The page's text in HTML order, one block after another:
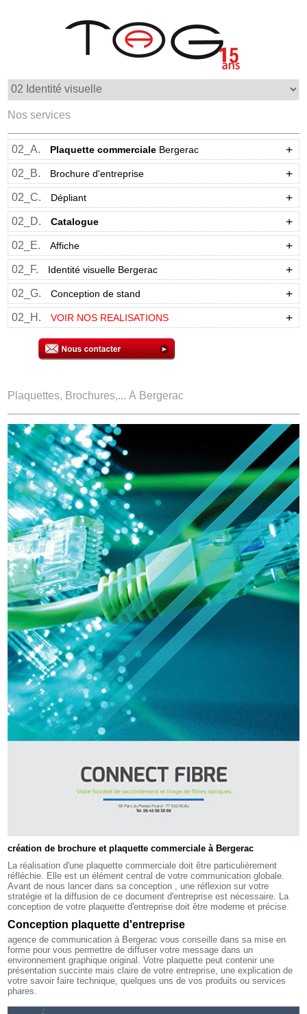
Nos services
02_A. Plaquette commerciale Bergerac
02_B. Brochure d'entreprise
02_C. Dépliant
02_D. Catalogue
02_E. Affiche
02_F. Identité visuelle Bergerac
02_G. Conception de stand
02_H. VOIR NOS REALISATIONS
Plaquettes, Brochures,... À Bergerac
création de brochure et plaquette commerciale à Bergerac
La réalisation d'une plaquette commerciale doit être particulièrement
réfléchie. Elle est un élément central de votre communication globale.
Avant de nous lancer dans sa conception , une réflexion sur votre
stratégie et la diffusion de ce document d'entreprise est nécessaire. La
conception de votre plaquette d'entreprise doit être moderne et précise.
Conception plaquette d'entreprise
agence de communication à Bergeracvous conseille dans sa mise en
forme pour vous permettre de diffuser votre message dans un
environnement graphique original. Votre plaquette peut contenir une
présentation succinte mais claire de votre entreprise, une explication de
votre savoir faire technique, quelques uns de vos produits ou services
phares.